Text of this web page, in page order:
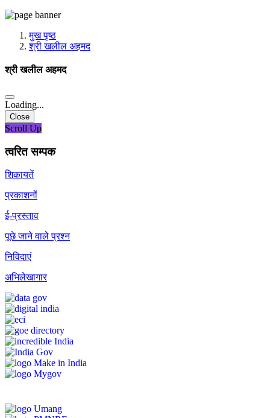
मुख पृष्ठ
श्री खलील अहमद
श्री खलील अहमद
Loading...
Close
Scroll Up
त्वरित सम्पक
शिकायतें
प्रकाशनों
ई-प्रस्ताव
पूछे जाने वाले प्रश्न
निविदाएं
अभिलेखागार